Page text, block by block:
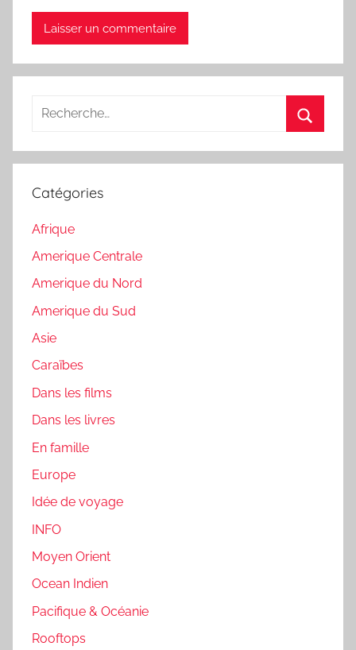
Recherche
:
Catégories
Afrique
Amerique Centrale
Amerique du Nord
Amerique du Sud
Asie
Caraïbes
Dans les films
Dans les livres
En famille
Europe
Idée de voyage
INFO
Moyen Orient
Ocean Indien
Pacifique & Océanie
Rooftops